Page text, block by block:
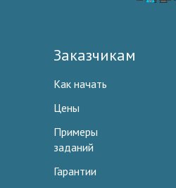
Заказчикам
Как начать
Цены
Примеры
заданий
Гарантии